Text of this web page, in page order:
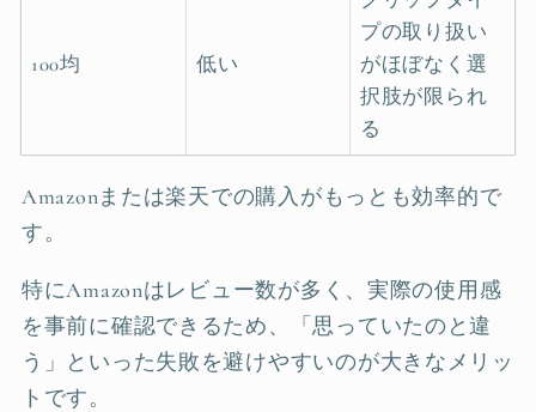
100均 低い
プの取り扱い
がほぼなく選
択肢が限られ
る
Amazonまたは楽天での購入がもっとも効率的で
す。
特にAmazonはレビュー数が多く、実際の使用感
を事前に確認できるため、「思っていたのと違
う」といった失敗を避けやすいのが大きなメリッ
トです。